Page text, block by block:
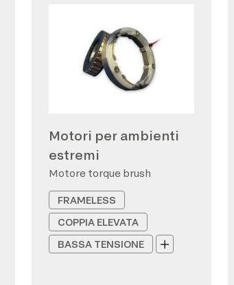
Motori per ambienti
estremi
Motore torque brush
FRAMELESS
COPPIA ELEVATA
BASSA TENSIONE